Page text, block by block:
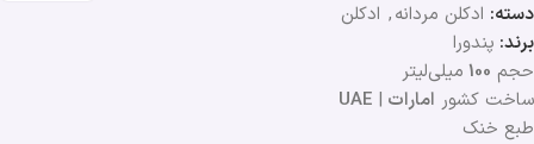
دسته: ادکلن مردانه, ادکلن
برند: پندورا
حجم 100 میلی‌لیتر
ساخت کشور امارات |
UAE
طبع خنک